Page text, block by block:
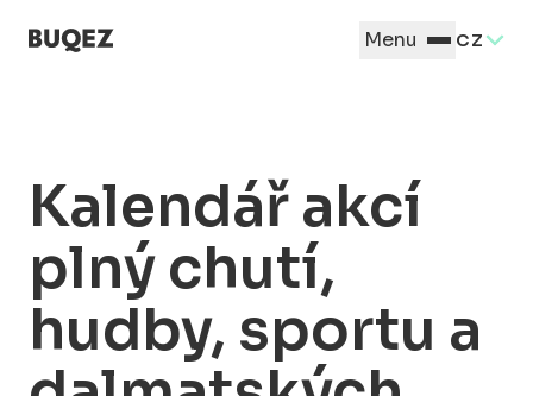
Menu CZ
Kalendář akcí
plný chutí,
hudby, sportu a